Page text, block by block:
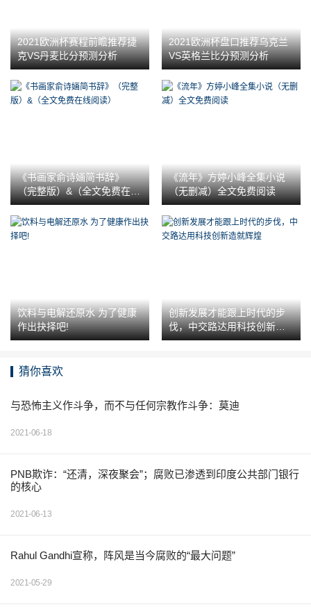
2021欧洲杯赛程前瞻推荐捷
克VS丹麦比分预测分析
2021欧洲杯盘口推荐乌克兰
VS英格兰比分预测分析
《书画家俞诗婳简书辞》
（完整版）&（全文免费在线
阅读）
《流年》方婷小峰全集小说
（无删减）全文免费阅读
饮料与电解还原水 为了健康
作出抉择吧!
创新发展才能跟上时代的步
伐，中交路达用科技创新造
就辉煌
猜你喜欢
与恐怖主义作斗争，而不与任何宗教作斗争：莫迪
2021-06-18
PNB欺诈：“还清，深夜聚会”；腐败已渗透到印度公共部门银行
的核心
2021-06-13
Rahul Gandhi宣称，阵风是当今腐败的“最大问题”
2021-05-29